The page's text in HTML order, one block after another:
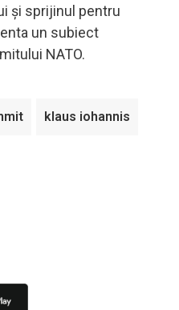
şi sprijinul pentru
un subiect
NATO.
klaus iohannis